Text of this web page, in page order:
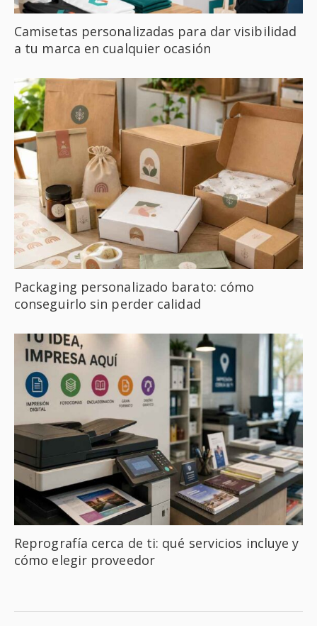
Camisetas personalizadas para dar visibilidad
a tu marca en cualquier ocasión
Packaging personalizado barato: cómo
conseguirlo sin perder calidad
Reprografía cerca de ti: qué servicios incluye y
cómo elegir proveedor